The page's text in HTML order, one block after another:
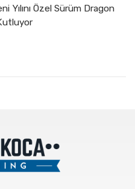
Yılını Özel Sürüm Dragon